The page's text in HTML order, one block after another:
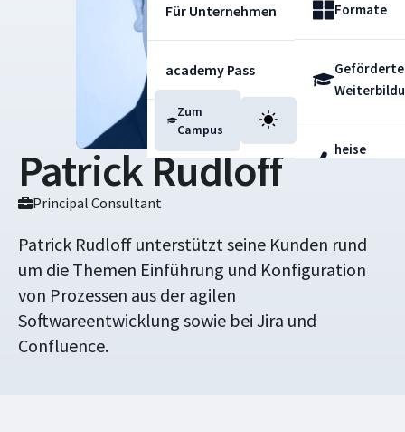
Formate
Geförderte
heise
Für Unternehmen
academy Pass
Blog
Zum
Campus
Patrick Rudloff
Principal Consultant
Patrick Rudloff unterstützt seine Kunden rund
um die Themen Einführung und Konfiguration
von Prozessen aus der agilen
Softwareentwicklung sowie bei Jira und
Confluence.